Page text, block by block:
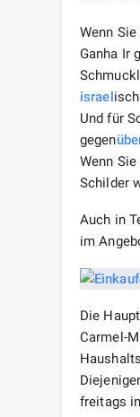
Wenn
Ganha Ir
israel
Und für
gegen
Wenn
Schilder
Auch in
im
Die
Carmel-
freitags